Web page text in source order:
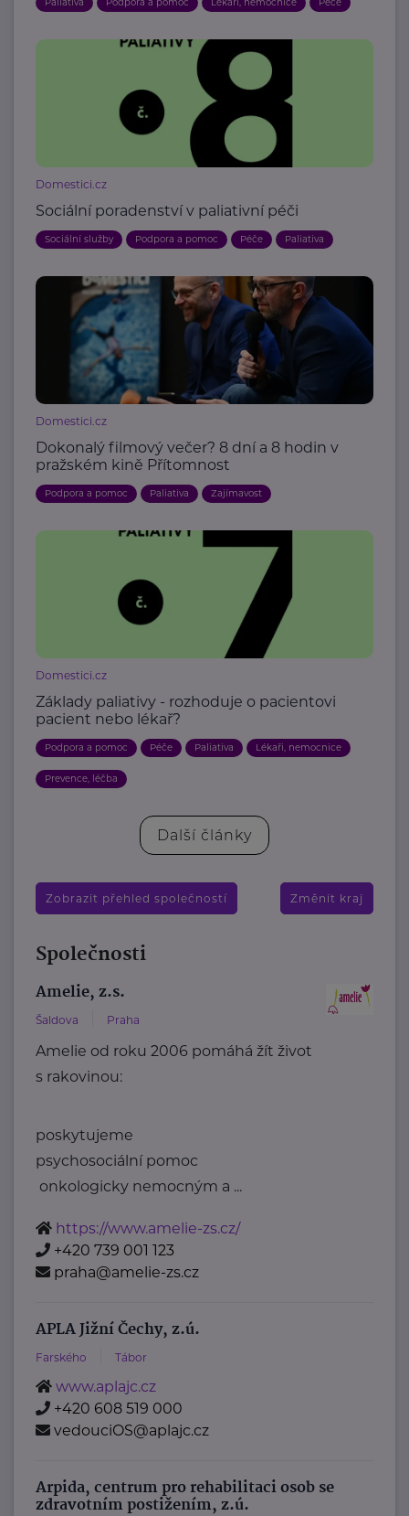
Paliativa Podpora a pomoc Lékaři, nemocnice Péče
Domestici.cz
Sociální poradenství v paliativní péči
Sociální služby Podpora a pomoc Péče Paliativa
Domestici.cz
Dokonalý filmový večer? 8 dní a 8 hodin v
pražském kině Přítomnost
Podpora a pomoc Paliativa Zajímavost
Domestici.cz
Základy paliativy - rozhoduje o pacientovi
pacient nebo lékař?
Podpora a pomoc Péče Paliativa Lékaři, nemocnice
Prevence, léčba
Další články
Zobrazit přehled společností Změnit kraj
Společnosti
Amelie, z.s.
Šaldova Praha
Amelie od roku 2006 pomáhá žít život
s rakovinou:
poskytujeme
psychosociální pomoc
onkologicky nemocným a ...
https://www.amelie-zs.cz/
+420 739 001 123
praha@amelie-zs.cz
APLA Jižní Čechy, z.ú.
Farského Tábor
www.aplajc.cz
+420 608 519 000
vedouciOS@aplajc.cz
Arpida, centrum pro rehabilitaci osob se
zdravotním postižením, z.ú.